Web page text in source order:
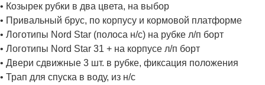
• Козырек рубки в два цвета, на выбор
• Привальный брус, по корпусу и кормовой платформе
• Логотипы Nord Star (полоса н/с) на рубке л/п борт
• Логотипы Nord Star 31 + на корпусе л/п борт
• Двери сдвижные 3 шт. в рубке, фиксация положения
• Трап для спуска в воду, из н/с